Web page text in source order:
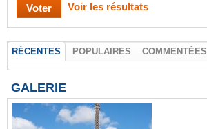
Voir les résultats
RÉCENTES POPULAIRES COMMENTÉES
GALERIE